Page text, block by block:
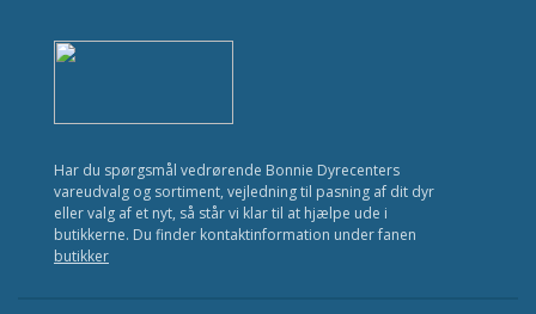
Fugl
Gnavere
Krybdyr
Havedam
Har du spørgsmål vedrørende Bonnie Dyrecenters
vareudvalg og sortiment, vejledning til pasning af dit dyr
eller valg af et nyt, så står vi klar til at hjælpe ude i
butikkerne. Du finder kontaktinformation under fanen
butikker